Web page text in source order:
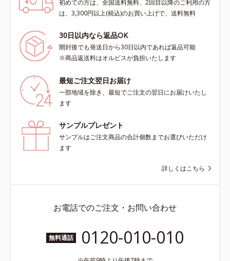
初めての方は、全国送料無料、2回目以降のご利用の方
は、3,300円以上(税込)のお買い上げで、送料無料
30日以内なら返品OK
開封後でも発送日から30日以内であれば返品可能
※商品返送料はオルビスが負担いたします
最短ご注文翌日お届け
一部地域を除き、最短でご注文の翌日にお届けいたし
ます
サンプルプレゼント
サンプルはご注文商品の合計個数までお選びいただけ
ます
詳しくはこちら
お電話でのご注文・お問い合わせ
無料通話 0120-010-010